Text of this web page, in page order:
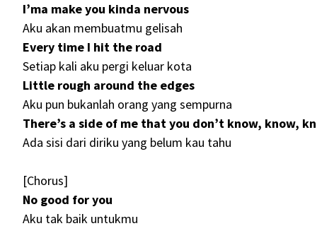
I’ma make you kinda nervous
Aku akan membuatmu gelisah
Every time I hit the road
Setiap kali aku pergi keluar kota
Little rough around the edges
Aku pun bukanlah orang yang sempurna
There’s a side of me that you don’t know, know,
Ada sisi dari diriku yang belum kau tahu
[Chorus]
No good for you
Aku tak baik untukmu